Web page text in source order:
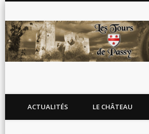
Blog de l'association Les Tours de Passy
ACTUALITÉS LE CHÂTEAU